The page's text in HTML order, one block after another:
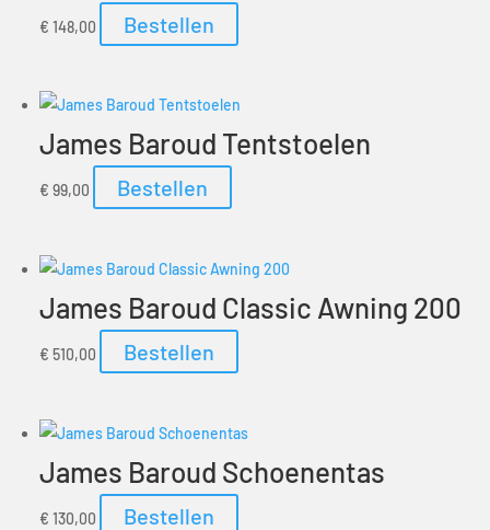
€ 148,00 Bestellen
James Baroud Tentstoelen
€ 99,00 Bestellen
James Baroud Classic Awning 200
€ 510,00 Bestellen
James Baroud Schoenentas
€ 130,00 Bestellen